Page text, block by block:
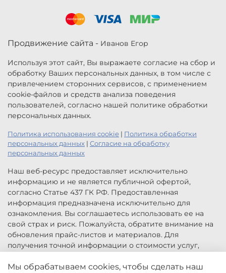
Продвижение сайта - Иванов Егор
Используя этот сайт, Вы выражаете согласие на сбор и
обработку Ваших персональных данных, в том числе с
привлечением сторонних сервисов, с применением
cookie-файлов и средств анализа поведения
пользователей, согласно нашей политике обработки
персональных данных.
Политика использования cookie | Политика обработки
персональных данных | Согласие на обработку
персональных данных
Наш веб-ресурс предоставляет исключительно
информацию и не является публичной офертой,
согласно Статье 437 ГК РФ. Предоставленная
информация предназначена исключительно для
ознакомления. Вы соглашаетесь использовать ее на
свой страх и риск. Пожалуйста, обратите внимание на
обновления прайс-листов и материалов. Для
получения точной информации о стоимости услуг,
заказа услуг заполните форму обратной связи.
Мы обрабатываем cookies, чтобы сделать наш